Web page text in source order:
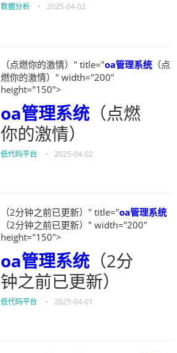
数据分析 • 2025-04-02
（点燃你的激情）" title="oa管理系统 （点
燃你的激情）" width="200"
height="150">
oa管理系统 （点燃
你的激情）
低代码平台 • 2025-04-02
（2分钟之前已更新）" title="oa管理系统
（2分钟之前已更新）" width="200"
height="150">
oa管理系统 （2分
钟之前已更新）
低代码平台 • 2025-04-01